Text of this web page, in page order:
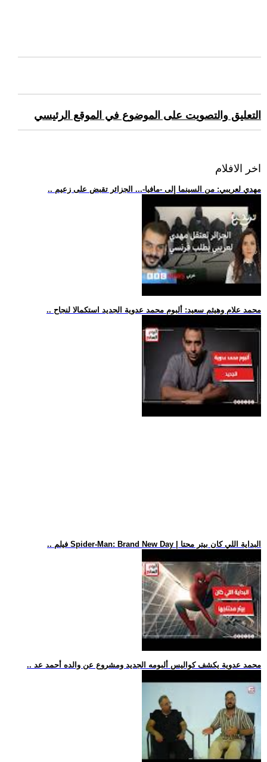
التعليق والتصويت على الموضوع في الموقع الرئيسي
اخر الافلام
.. مهدي لعريبي: من السينما إلى -مافيا-... الجزائر تقبض على زعيم
.. محمد علام وهيثم سعيد: ألبوم محمد عدوية الجديد استكمالا لنجاح
.. فيلم Spider-Man: Brand New Day | البداية اللي كان بيتر محتا
.. محمد عدوية يكشف كواليس ألبومه الجديد ومشروع عن والده أحمد عد